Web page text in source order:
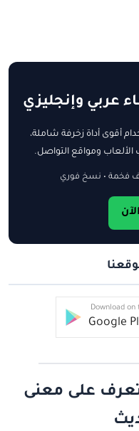
عربي وإنجليزي
أقوى أداة زخرفة شاملة،
ومواقع التواصل.
فخمة • نسخ فوري
Download on
Google
على معنى